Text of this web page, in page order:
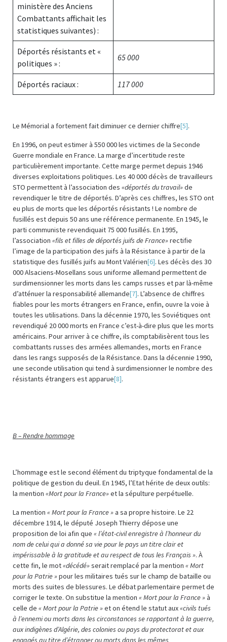
ministère des Anciens
Combattants affichait les
statistiques suivantes) :
Déportés résistants et «
politiques » :
65 000
Déportés raciaux : 117 000
Le Mémorial a fortement fait diminuer ce dernier chiffre[5].
En 1996, on peut estimer à 550 000 les victimes de la Seconde
Guerre mondiale en France. La marge d’incertitude reste
particulièrement importante. Cette marge permet depuis 1946
diverses exploitations politiques. Les 40 000 décès de travailleurs
STO permettent à l’association des «déportés du travail»de
revendiquer le titre de déportés. D’après ces chiffres, les STO ont
eu plus de morts que les déportés résistants ! Le nombre de
fusillés est depuis 50 ans une référence permanente. En 1945, le
parti communiste revendiquait 75 000 fusillés. En 1995,
l’association «fils et filles de déportés juifs de France»rectifie
l’image de la participation des juifs à la Résistance à partir de la
statistique des fusillés juifs au Mont Valérien[6]. Les décès des 30
000 Alsaciens-Mosellans sous uniforme allemand permettent de
surdimensionner les morts dans les camps russes et par là-même
d’atténuer la responsabilité allemande[7]. L’absence de chiffres
fiables pour les morts étrangers en France, enfin, ouvre la voie à
toutes les utilisations. Dans la décennie 1970, les Soviétiques ont
revendiqué 20 000 morts en France c’est-à-dire plus que les morts
américains. Pour arriver à ce chiffre, ils comptabilisèrent tous les
combattants russes des armées allemandes, morts en France
dans les rangs supposés de la Résistance. Dans la décennie 1990,
une seconde utilisation qui tend à surdimensionner le nombre des
résistants étrangers est apparue[8].
B – Rendre hommage
L’hommage est le second élément du triptyque fondamental de la
politique de gestion du deuil. En 1945, l’Etat hérite de deux outils:
la mention «Mort pour la France»et la sépulture perpétuelle.
La mention « Mort pour la France »a sa propre histoire. Le 22
décembre 1914, le député Joseph Thierry dépose une
proposition de loi afin que « l’état-civil enregistre à l’honneur du
nom de celui qui a donné sa vie pour le pays un titre clair et
impérissable à la gratitude et au respect de tous les Français ». À
cette fin, le mot«décédé»serait remplacé par la mention « Mort
pour la Patrie »pour les militaires tués sur le champ de bataille ou
morts des suites de blessures. Le débat parlementaire permet de
corriger le texte. On substitue la mention « Mort pour la France »à
celle de « Mort pour la Patrie »et on étend le statut aux«civils tués
à l’ennemi ou morts dans les circonstances se rapportant à la guerre,
aux indigènes d’Algérie, des colonies ou pays du protectorat et aux
engagés au titre d’étranger ou morts dans les mêmes